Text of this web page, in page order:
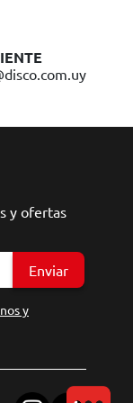
y ofertas
Enviar
y